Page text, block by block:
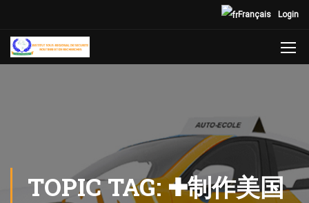
Login
Français
TOPIC TAG: ✚制作美国